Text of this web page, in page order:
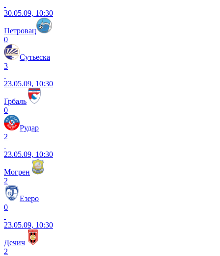
30.05.09, 10:30
Петровац
0
Сутьеска
3
23.05.09, 10:30
Грбаль
0
Рудар
2
23.05.09, 10:30
Могрен
2
Езеро
0
23.05.09, 10:30
Дечич
2